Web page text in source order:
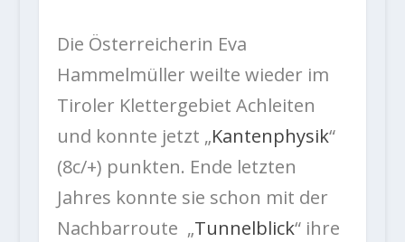
Die Österreicherin Eva
Hammelmüller weilte wieder im
Tiroler Klettergebiet Achleiten
und konnte jetzt „Kantenphysik“
(8c/+) punkten. Ende letzten
Jahres konnte sie schon mit der
Nachbarroute „Tunnelblick“ ihre